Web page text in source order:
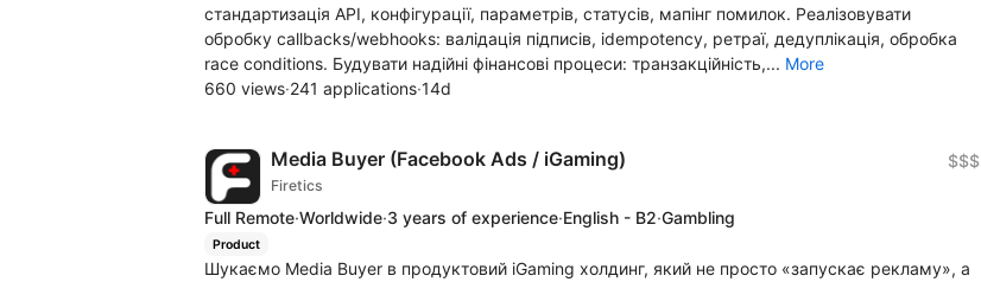
стандартизація API, конфігурації, параметрів, статусів, мапінг помилок. Реалізовувати
обробку callbacks/webhooks: валідація підписів, idempotency, ретраї, дедуплікація, обробка
race conditions. Будувати надійні фінансові процеси: транзакційність,... More
660 views·241 applications·14d
Media Buyer (Facebook Ads / iGaming)
Firetics
$$$
Full Remote·Worldwide·3 years of experience·English - B2·Gambling
Product
Шукаємо Media Buyer в продуктовий iGaming холдинг, який не просто «запускає рекламу», а